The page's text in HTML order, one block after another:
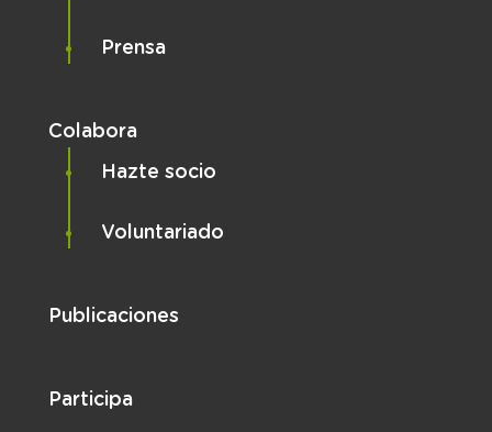
Prensa
Colabora
Hazte socio
Voluntariado
Publicaciones
Participa